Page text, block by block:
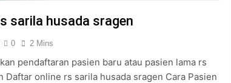
sarila husada sragen
0 2 Mins
pendaftaran pasien baru atau pasien lama rs
Daftar online rs sarila husada sragen Cara Pasien